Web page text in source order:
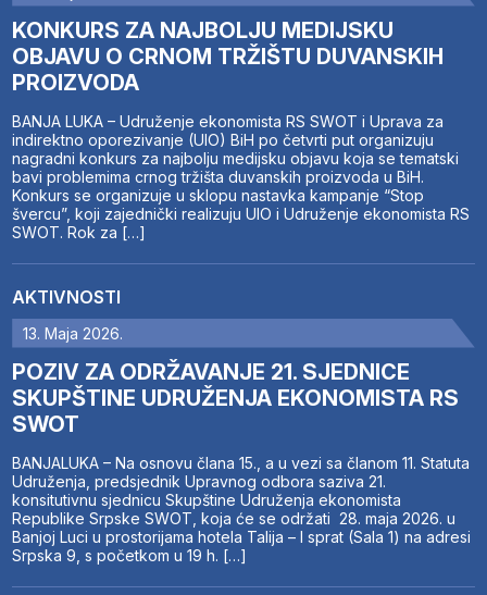
KONKURS ZA NAJBOLJU MEDIJSKU
OBJAVU O CRNOM TRŽIŠTU DUVANSKIH
PROIZVODA
BANJA LUKA – Udruženje ekonomista RS SWOT i Uprava za
indirektno oporezivanje (UIO) BiH po četvrti put organizuju
nagradni konkurs za najbolju medijsku objavu koja se tematski
bavi problemima crnog tržišta duvanskih proizvoda u BiH.
Konkurs se organizuje u sklopu nastavka kampanje “Stop
švercu”, koji zajednički realizuju UIO i Udruženje ekonomista RS
SWOT. Rok za […]
AKTIVNOSTI
13. Maja 2026.
POZIV ZA ODRŽAVANJE 21. SJEDNICE
SKUPŠTINE UDRUŽENJA EKONOMISTA RS
SWOT
BANJALUKA – Na osnovu člana 15., a u vezi sa članom 11. Statuta
Udruženja, predsjednik Upravnog odbora saziva 21.
konsitutivnu sjednicu Skupštine Udruženja ekonomista
Republike Srpske SWOT, koja će se održati 28. maja 2026. u
Banjoj Luci u prostorijama hotela Talija – I sprat (Sala 1) na adresi
Srpska 9, s početkom u 19 h. […]